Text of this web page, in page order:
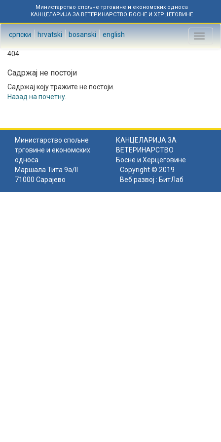
Министарство спољне трговине и економских односа
КАНЦЕЛАРИЈА ЗА ВЕТЕРИНАРСТВО БОСНЕ И ХЕРЦЕГОВИНЕ
српски hrvatski bosanski english
Toggle
404
Садржај не постоји
Садржај коју тражите не постоји.
Назад на почетну
Министарство спољне
трговине и економских
односа
КАНЦЕЛАРИЈА ЗА
ВЕТЕРИНАРСТВО
Босне и Херцеговине
Маршала Тита 9а/II
71000 Сарајево
Copyright © 2019
Веб развој : БитЛаб